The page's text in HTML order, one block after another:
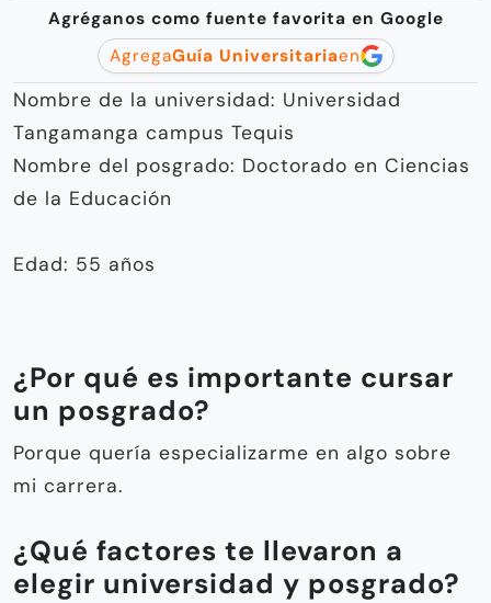
Agréganos como fuente favorita en Google
AgregaGuía Universitariaen
Nombre de la universidad: Universidad
Tangamanga campus Tequis
Nombre del posgrado: Doctorado en Ciencias
de la Educación
Edad: 55 años
¿Por qué es importante cursar
un posgrado?
Porque quería especializarme en algo sobre
mi carrera.
¿Qué factores te llevaron a
elegir universidad y posgrado?